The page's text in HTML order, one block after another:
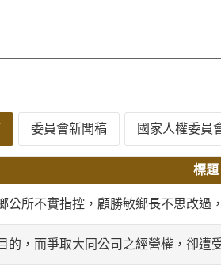
委員會新聞稿 國家人權委員
標題
公所不實指控，顧勝敏鄉長不思改
的，而爭取大同公司之經營權，卻